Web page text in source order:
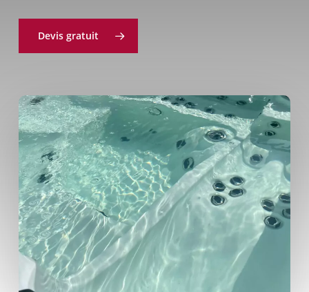
Devis gratuit